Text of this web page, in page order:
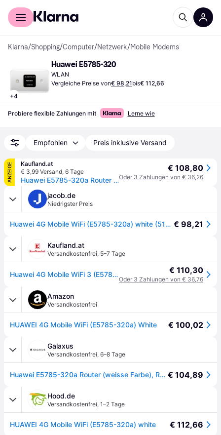
Für Shopper
Klarna/Shopping/Computer/Netzwerk/Mobile Modems
+4
Huawei E5785-320
WLAN
Vergleiche Preise von€ 98,21bis€ 112,66
Probiere flexible Zahlungen mit Lerne wie
Empfohlen Preis inklusive Versand
ANZEIGE
Kaufland.at
€ 3,99 Versand, 6 Tage
Huawei E5785-320a Router (weiß)
€ 108,80
Oder 3 Zahlungen von € 36,26
jacob.de
Niedrigster Preis
Huawei 4G Mobile WiFi (E5785-320a) white (51071URY-001) € 98,21
Kaufland.at
Versandkostenfrei, 5–7 Tage
Huawei 4G Mobile WiFi 3 (E5785-320a), Router für Mobilfunknetz, Weiß, Wi-Fi 4 (802.11n), Wi-Fi 5 (802.11ac), 300,867 Mbit/s, Dual-Band (2,4 GHz/5 GHz), 3G, 4G € 110,30
Oder 3 Zahlungen von € 36,76
Amazon
Versandkostenfrei
HUAWEI 4G Mobile WiFi (E5785-320a) White € 100,02
Galaxus
Versandkostenfrei, 6–8 Tage
Huawei E5785-320a Router (weisse Farbe), Router, Weiss € 104,89
Hood.de
Versandkostenfrei, 1–2 Tage
HUAWEI 4G Mobile WiFi (E5785-320a) white € 112,66